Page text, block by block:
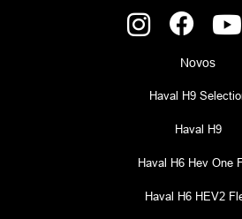
Novos
Haval H9
Haval H9
Haval H6 Hev One
Haval H6 HEV2